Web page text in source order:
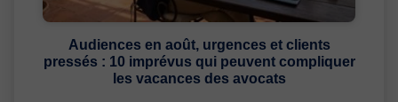
Audiences en août, urgences et clients
pressés : 10 imprévus qui peuvent compliquer
les vacances des avocats